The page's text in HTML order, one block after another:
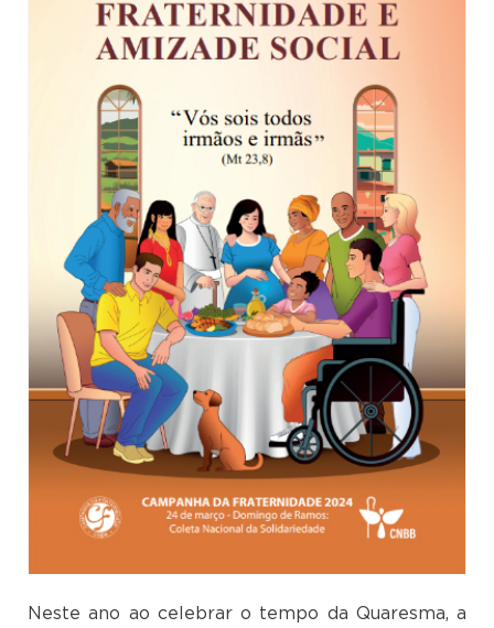
Neste ano ao celebrar o tempo da Quaresma, a